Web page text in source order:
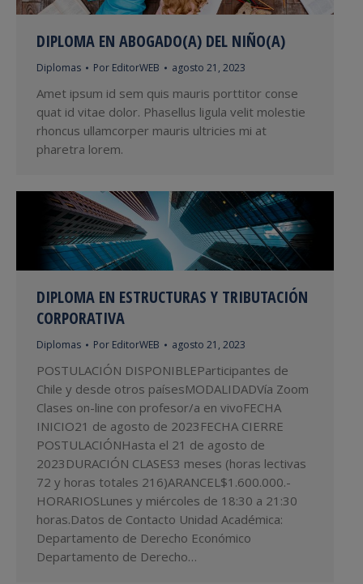
DIPLOMA EN ABOGADO(A) DEL NIÑO(A)
Diplomas Por EditorWEB agosto 21, 2023
Amet ipsum id sem quis mauris porttitor conse
quat id vitae dolor. Phasellus ligula velit molestie
rhoncus ullamcorper mauris ultricies mi at
pharetra lorem.
DIPLOMA EN ESTRUCTURAS Y TRIBUTACIÓN
CORPORATIVA
Diplomas Por EditorWEB agosto 21, 2023
POSTULACIÓN DISPONIBLEParticipantes de
Chile y desde otros paísesMODALIDADVía Zoom
Clases on-line con profesor/a en vivoFECHA
INICIO21 de agosto de 2023FECHA CIERRE
POSTULACIÓNHasta el 21 de agosto de
2023DURACIÓN CLASES3 meses (horas lectivas
72 y horas totales 216)ARANCEL$1.600.000.-
HORARIOSLunes y miércoles de 18:30 a 21:30
horas.Datos de Contacto Unidad Académica:
Departamento de Derecho Económico
Departamento de Derecho…